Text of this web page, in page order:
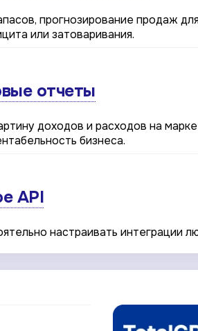
прогнозирование продаж
или затоваривания.
отчеты
доходов и расходов на
бизнеса.
API
настраивать интеграции